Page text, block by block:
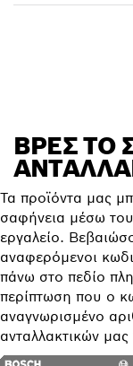
ΒΡΕΣ ΤΟ
Τα προϊόντα μας
σαφήνεια μέσω
εργαλείο.
αναφερόμενοι
πάνω στο πεδίο
περίπτωση που ο
αναγνωρισμένο
ανταλλακτικών